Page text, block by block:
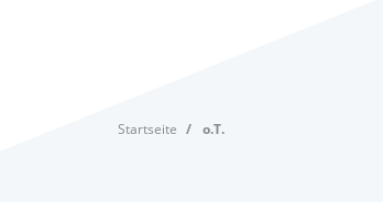
Startseite o.T.